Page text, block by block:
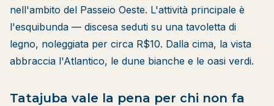
nell'ambito del Passeio Oeste. L'attività principale è
l'esquibunda — discesa seduti su una tavoletta di
legno, noleggiata per circa R$10. Dalla cima, la vista
abbraccia l'Atlantico, le dune bianche e le oasi verdi.
Tatajuba vale la pena per chi non fa